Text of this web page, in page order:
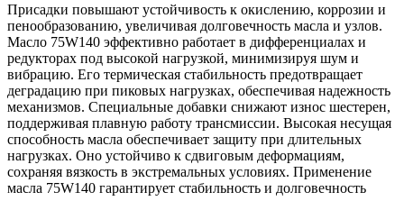
Присадки повышают устойчивость к окислению, коррозии и
пенообразованию, увеличивая долговечность масла и узлов.
Масло 75W140 эффективно работает в дифференциалах и
редукторах под высокой нагрузкой, минимизируя шум и
вибрацию. Его термическая стабильность предотвращает
деградацию при пиковых нагрузках, обеспечивая надежность
механизмов. Специальные добавки снижают износ шестерен,
поддерживая плавную работу трансмиссии. Высокая несущая
способность масла обеспечивает защиту при длительных
нагрузках. Оно устойчиво к сдвиговым деформациям,
сохраняя вязкость в экстремальных условиях. Применение
масла 75W140 гарантирует стабильность и долговечность